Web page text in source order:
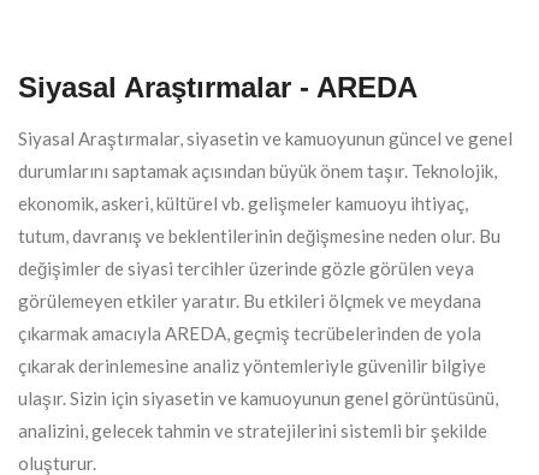
Siyasal Araştırmalar - AREDA
Siyasal Araştırmalar, siyasetin ve kamuoyunun güncel ve genel
durumlarını saptamak açısından büyük önem taşır. Teknolojik,
ekonomik, askeri, kültürel vb. gelişmeler kamuoyu ihtiyaç,
tutum, davranış ve beklentilerinin değişmesine neden olur. Bu
değişimler de siyasi tercihler üzerinde gözle görülen veya
görülemeyen etkiler yaratır. Bu etkileri ölçmek ve meydana
çıkarmak amacıyla AREDA, geçmiş tecrübelerinden de yola
çıkarak derinlemesine analiz yöntemleriyle güvenilir bilgiye
ulaşır. Sizin için siyasetin ve kamuoyunun genel görüntüsünü,
analizini, gelecek tahmin ve stratejilerini sistemli bir şekilde
oluşturur.